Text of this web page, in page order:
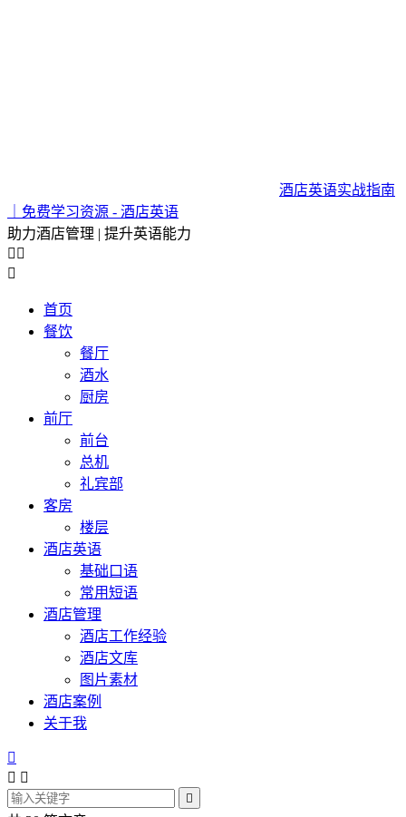
酒店英语实战指南
｜免费学习资源 - 酒店英语
助力酒店管理 | 提升英语能力
 

首页
餐饮
餐厅
酒水
厨房
前厅
前台
总机
礼宾部
客房
楼层
酒店英语
基础口语
常用短语
酒店管理
酒店工作经验
酒店文库
图片素材
酒店案例
关于我

 
